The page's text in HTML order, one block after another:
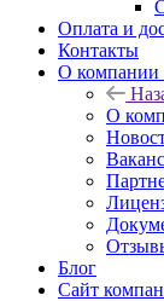
Оплата и
Контакты
О компании
О
Блог
Сайт